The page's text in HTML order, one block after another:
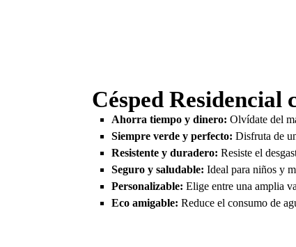
Césped Residencial
Ahorra tiempo y dinero: Olvídate del
Siempre verde y perfecto: Disfruta de
Resistente y duradero: Resiste el
Seguro y saludable: Ideal para niños y
Personalizable: Elige entre una amplia
Eco amigable: Reduce el consumo de